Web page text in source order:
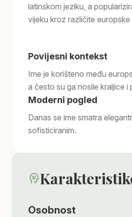
latinskom jeziku, a
vijeku kroz različite europske
Povijesni kontekst
Ime je korišteno među
a često su ga nosile kraljice i
Moderni pogled
Danas se ime smatra
sofisticiranim.
psychology
Osobnost